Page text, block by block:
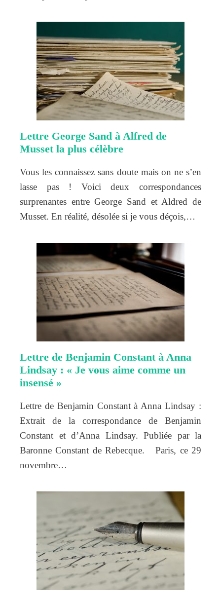
Lettre George Sand à Alfred de
Musset la plus célèbre
Vous les connaissez sans doute mais on ne s’en
lasse pas ! Voici deux correspondances
surprenantes entre George Sand et Aldred de
Musset. En réalité, désolée si je vous déçois,…
Lettre de Benjamin Constant à Anna
Lindsay : « Je vous aime comme un
insensé »
Lettre de Benjamin Constant à Anna Lindsay :
Extrait de la correspondance de Benjamin
Constant et d’Anna Lindsay. Publiée par la
Baronne Constant de Rebecque. Paris, ce 29
novembre…